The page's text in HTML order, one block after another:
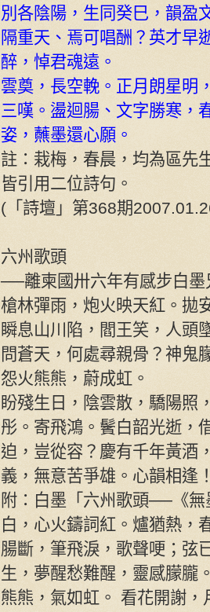
別各陰陽，生同癸巳，韻盈
隔重天、焉可唱酬？英才早
醉，悼君魂遠。
雲奠，長空輓。正月朗星明
三嘆。盪迴腸、文字勝寒，
姿，蘸墨還心願。
註：栽梅，春晨，均為區先
皆引用二位詩句。
(「詩壇」第368期
六州歌頭
──離柬國卅六年有感步白
槍林彈雨，炮火映天紅。拋
瞬息山川陷，閻王笑，人頭
問蒼天，何處尋親骨？神鬼
怨火熊熊，蔚成虹。
盼殘生日，陰雲散，驕陽照
彤。寄飛鴻。鬢白韶光逝，
迫，豈從容？慶有千年黃酒
義，無意苦爭雄。心韻相逢！
附：白墨「六州歌頭──《
白，心火鑄詞紅。爐猶熱，
腸斷，筆飛淚，歌聲哽；弦
生，夢醒愁難醒，靈感朦朧
熊熊，氣如虹。 看花開謝